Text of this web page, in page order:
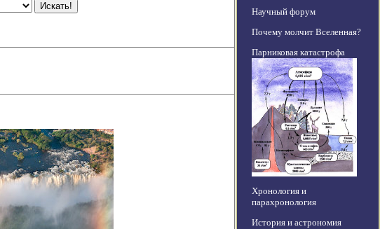
Научный форум
Почему молчит Вселенная?
Парниковая катастрофа
Хронология и
парахронология
История и астрономия